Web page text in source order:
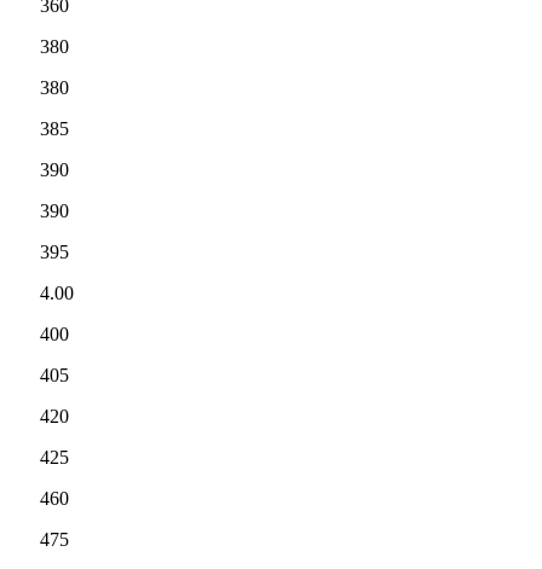
360
380
380
385
390
390
395
4.00
400
405
420
425
460
475